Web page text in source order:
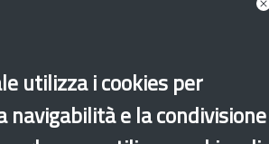
utilizza i cookies per
navigabilità e la condivisione